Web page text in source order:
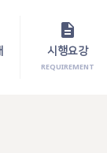
description
시행요강
REQUIREMENT